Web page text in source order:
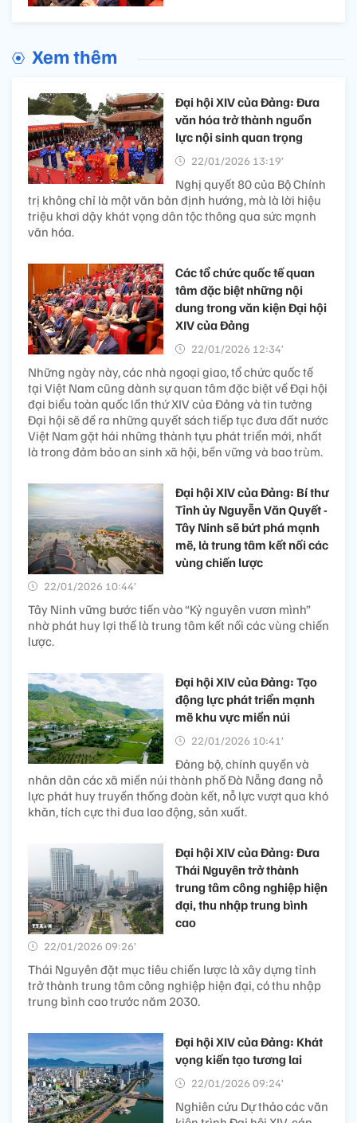
Xem thêm
Đại hội XIV của Đảng: Đưa
văn hóa trở thành nguồn
lực nội sinh quan trọng
22/01/2026 13:19’
Nghị quyết 80 của Bộ Chính
trị không chỉ là một văn bản định hướng, mà là lời hiệu
triệu khơi dậy khát vọng dân tộc thông qua sức mạnh
văn hóa.
Các tổ chức quốc tế quan
tâm đặc biệt những nội
dung trong văn kiện Đại hội
XIV của Đảng
22/01/2026 12:34’
Những ngày này, các nhà ngoại giao, tổ chức quốc tế
tại Việt Nam cũng dành sự quan tâm đặc biệt về Đại hội
đại biểu toàn quốc lần thứ XIV của Đảng và tin tưởng
Đại hội sẽ đề ra những quyết sách tiếp tục đưa đất nước
Việt Nam gặt hái những thành tựu phát triển mới, nhất
là trong đảm bảo an sinh xã hội, bền vững và bao trùm.
Đại hội XIV của Đảng: Bí thư
Tỉnh ủy Nguyễn Văn Quyết -
Tây Ninh sẽ bứt phá mạnh
mẽ, là trung tâm kết nối các
vùng chiến lược
22/01/2026 10:44’
Tây Ninh vững bước tiến vào “Kỷ nguyên vươn mình”
nhờ phát huy lợi thế là trung tâm kết nối các vùng chiến
lược.
Đại hội XIV của Đảng: Tạo
động lực phát triển mạnh
mẽ khu vực miền núi
22/01/2026 10:41’
Đảng bộ, chính quyền và
nhân dân các xã miền núi thành phố Đà Nẵng đang nỗ
lực phát huy truyền thống đoàn kết, nỗ lực vượt qua khó
khăn, tích cực thi đua lao động, sản xuất.
Đại hội XIV của Đảng: Đưa
Thái Nguyên trở thành
trung tâm công nghiệp hiện
đại, thu nhập trung bình
cao
22/01/2026 09:26’
Thái Nguyên đặt mục tiêu chiến lược là xây dựng tỉnh
trở thành trung tâm công nghiệp hiện đại, có thu nhập
trung bình cao trước năm 2030.
Đại hội XIV của Đảng: Khát
vọng kiến tạo tương lai
22/01/2026 09:24’
Nghiên cứu Dự thảo các văn